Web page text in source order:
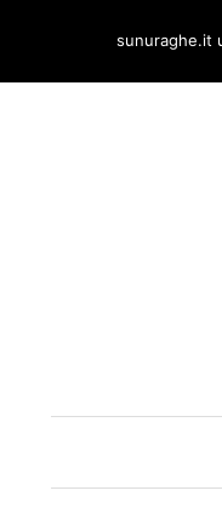
content
sunuraghe.it